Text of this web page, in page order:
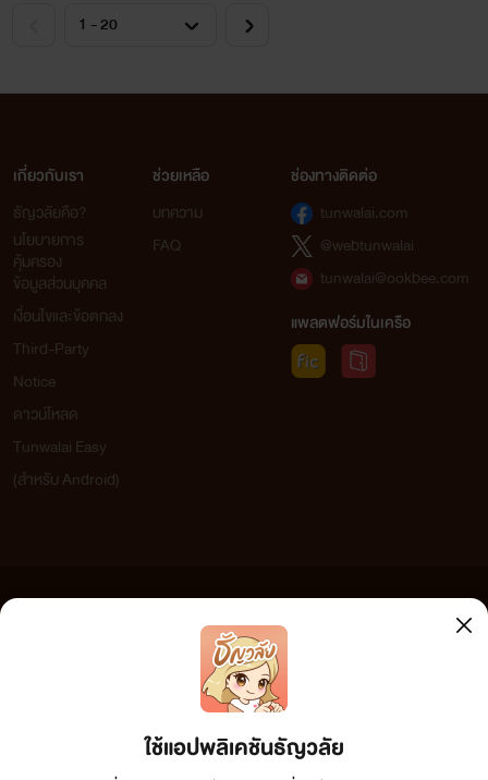
ใช้แอปพลิเคชันธัญวลัย
เกี่ยวกับเรา
ธัญวลัยคือ?
นโยบายการ
คุ้มครอง
ข้อมูลส่วนบุคคล
เงื่อนไขและข้อตกลง
Third-Party
Notice
ดาวน์โหลด
Tunwalai Easy
(สำหรับ Android)
ช่วยเหลือ
บทความ
FAQ
ช่องทางติดต่อ
tunwalai.com
@webtunwalai
tunwalai@ookbee.com
แพลตฟอร์มในเครือ
เว็บไซต์แห่งนี้ไม่ได้เห็นด้วยและไม่ขอรับผิดชอบต่อข้อความใดๆ ทั้งสิ้น ดังนั้นผู้อ่านทุกท่านโปรดใช้
วิจารณญาณในการกลั่นกรองด้วยตนเอง และหากท่านพบข้อความใดๆ ที่ขัดต่อกฎหมายและศีลธรรม
กรุณาแจ้งมาที่ tunwalai@ookbee.com เพื่อทีมงานจะได้ดำเนินการในทันที ทั้งนี้ ทางเว็บไซต์ขอสงวน
ลิขสิทธิ์ตามพระราชบัญญัติลิขสิทธิ์ (ฉบับเพิ่มเติม) พ.ศ.2558